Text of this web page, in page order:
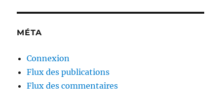
MÉTA
Connexion
Flux des publications
Flux des commentaires